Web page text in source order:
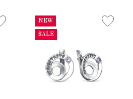
NEW
SALE